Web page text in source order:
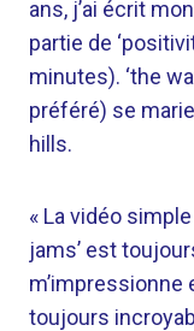
ans, j’ai écrit
partie de
minutes). ‘the
préféré) se
hills.
« La vidéo
jams’ est
m’impressionne
toujours